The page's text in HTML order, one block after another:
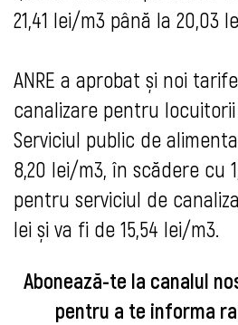
21,41 lei/m3 până la 20,03
ANRE a aprobat și noi
canalizare pentru
Serviciul public de
8,20 lei/m3, în scădere cu
pentru serviciul de
lei și va fi de 15,54 lei/m3.
Abonează-te la canalul
pentru a te informa